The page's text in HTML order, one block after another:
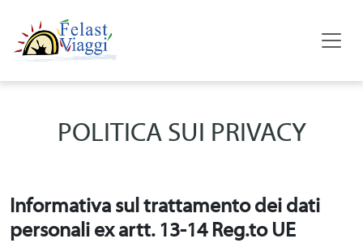
POLITICA SUI PRIVACY
Informativa sul trattamento dei dati
personali ex artt. 13-14 Reg.to UE